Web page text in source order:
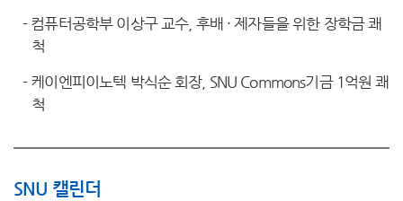
- 컴퓨터공학부 이상구 교수, 후배 · 제자들을 위한 장학금 쾌
척
- 케이엔피이노텍 박식순 회장, SNU Commons기금 1억원 쾌
척
SNU 캘린더